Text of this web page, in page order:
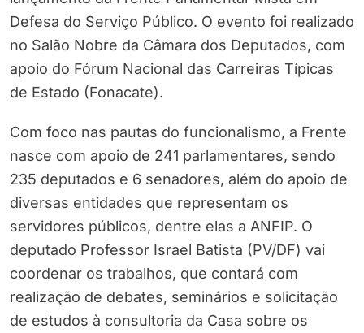
Defesa do Serviço Público. O evento foi realizado
no Salão Nobre da Câmara dos Deputados, com
apoio do Fórum Nacional das Carreiras Típicas
de Estado (Fonacate).
Com foco nas pautas do funcionalismo, a Frente
nasce com apoio de 241 parlamentares, sendo
235 deputados e 6 senadores, além do apoio de
diversas entidades que representam os
servidores públicos, dentre elas a ANFIP. O
deputado Professor Israel Batista (PV/DF) vai
coordenar os trabalhos, que contará com
realização de debates, seminários e solicitação
de estudos à consultoria da Casa sobre os